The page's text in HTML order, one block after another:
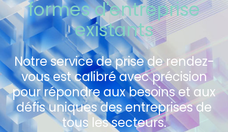
formes d'entreprise
existants
Notre service de prise de rendez-
vous est calibré avec précision
pour répondre aux besoins et aux
défis uniques des entreprises de
tous les secteurs.